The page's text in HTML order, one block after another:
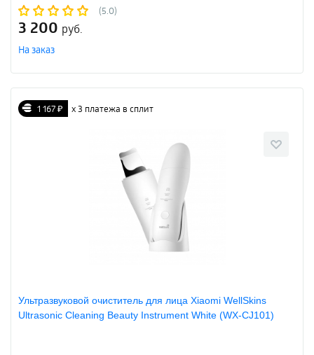
(5.0)
3 200 руб.
На заказ
1 167 ₽ х 3 платежа в сплит
Ультразвуковой очиститель для лица Xiaomi WellSkins
Ultrasonic Cleaning Beauty Instrument White (WX-CJ101)